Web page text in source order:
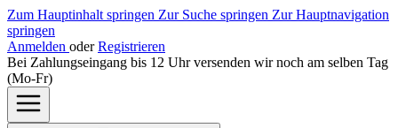
Zum Hauptinhalt springen Zur Suche springen Zur Hauptnavigation
springen
Anmelden oder Registrieren
Bei Zahlungseingang bis 12 Uhr versenden wir noch am selben Tag
(Mo-Fr)